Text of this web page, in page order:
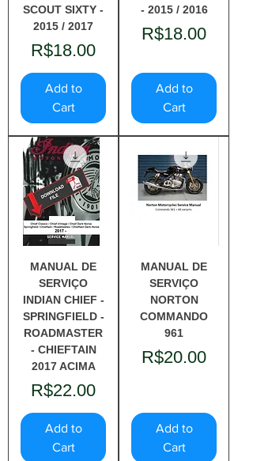
SCOUT SIXTY -
2015 / 2017
Price
R$18.00
Add to
Cart
- 2015 / 2016
Price
R$18.00
Add to
Cart
MANUAL DE
SERVIÇO
INDIAN CHIEF -
SPRINGFIELD -
ROADMASTER
- CHIEFTAIN
2017 ACIMA
Price
R$22.00
Add to
Cart
MANUAL DE
SERVIÇO
NORTON
COMMANDO
961
Price
R$20.00
Add to
Cart